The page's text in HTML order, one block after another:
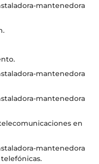
mantenedora
mantenedora
mantenedora
en
mantenedora